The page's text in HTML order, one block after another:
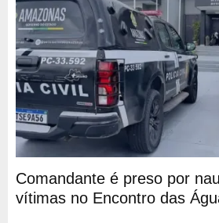
Comandante é preso por
vítimas no Encontro das